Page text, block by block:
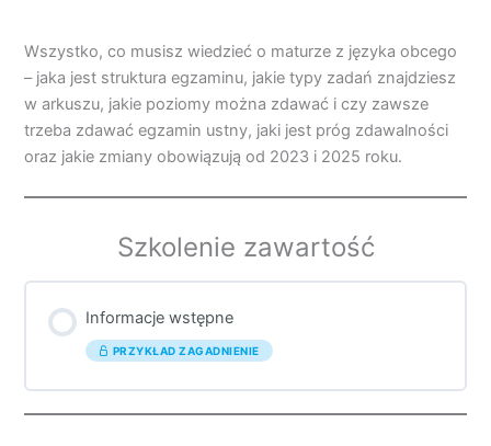
Wszystko, co musisz wiedzieć o maturze z języka obcego
– jaka jest struktura egzaminu, jakie typy zadań znajdziesz
w arkuszu, jakie poziomy można zdawać i czy zawsze
trzeba zdawać egzamin ustny, jaki jest próg zdawalności
oraz jakie zmiany obowiązują od 2023 i 2025 roku.
Szkolenie zawartość
Informacje wstępne
PRZYKŁAD ZAGADNIENIE